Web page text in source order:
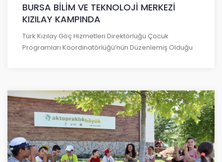
BURSA BİLİM VE TEKNOLOJİ MERKEZİ
KIZILAY KAMPINDA
Türk Kızılay Göç Hizmetleri Direktörlüğü Çocuk
Programları Koordinatörlüğü’nün Düzenlemiş Olduğu